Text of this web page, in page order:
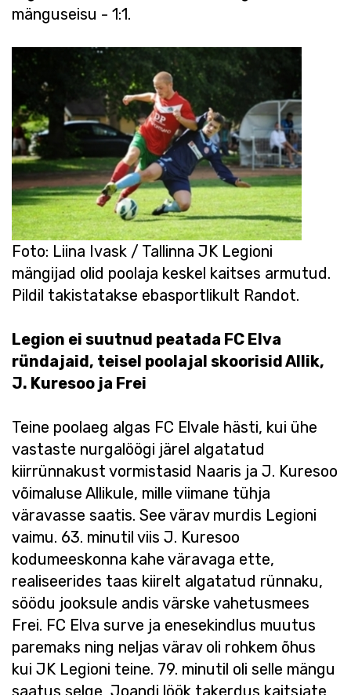
mänguseisu - 1:1.
Foto: Liina Ivask / Tallinna JK Legioni
mängijad olid poolaja keskel kaitses armutud.
Pildil takistatakse ebasportlikult Randot.
Legion ei suutnud peatada FC Elva
ründajaid, teisel poolajal skoorisid Allik,
J. Kuresoo ja Frei
Teine poolaeg algas FC Elvale hästi, kui ühe
vastaste nurgalöögi järel algatatud
kiirrünnakust vormistasid Naaris ja J. Kuresoo
võimaluse Allikule, mille viimane tühja
väravasse saatis. See värav murdis Legioni
vaimu. 63. minutil viis J. Kuresoo
kodumeeskonna kahe väravaga ette,
realiseerides taas kiirelt algatatud rünnaku,
söödu jooksule andis värske vahetusmees
Frei. FC Elva surve ja enesekindlus muutus
paremaks ning neljas värav oli rohkem õhus
kui JK Legioni teine. 79. minutil oli selle mängu
saatus selge, Joandi löök takerdus kaitsjate